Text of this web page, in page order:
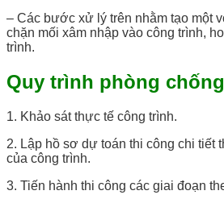
– Các bước xử lý trên nhằm tạo một
chặn mối xâm nhập vào công trình,
trình.
Quy trình phòng
1. Khảo sát thực tế công trình.
2. Lập hồ sơ dự toán thi công chi tiết
của công trình.
3. Tiến hành thi công các giai đoạn